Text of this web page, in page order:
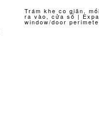
Trám khe co giãn,
ra vào, cửa sổ |
window/door